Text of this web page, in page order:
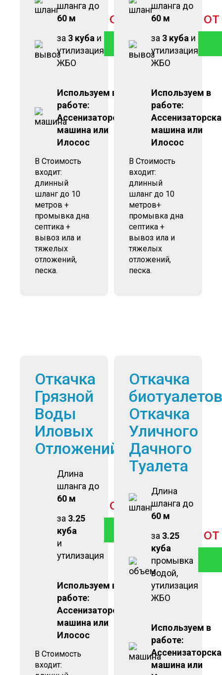
шланга до
60 м
за 3 куба и
утилизация
ЖБО
от 2 900руб
ЗАКАЗАТЬ
Используем в
работе:
Ассенизаторская
машина или
Илосос
В Стоимость
входит:
длинный
шланг до 10
метров +
промывка дна
септика +
вывоз ила и
тяжелых
отложений,
песка.
шланга до
60 м
за 3 куба и
утилизация
ЖБО
Используем в
работе:
машина или
Илосос
В Стоимость
входит:
длинный
шланг до 10
метров+
промывка дна
септика +
вывоз ила и
тяжелых
отложений,
песка.
Откачка
Грязной
Воды
Иловых
Отложений
Длина
шланга до
60 м
за 3.25
куба
и
утилизация
от 2 500руб
ЗАКАЗАТЬ
Используем в
работе:
Ассенизаторская
машина или
Илосос
В Стоимость
входит:
Откачка
биотуалетов
Откачка
Уличного
Дачного
Туалета
Длина
шланга до
60 м
за 3.25
куба
промывка
водой,
утилизация
ЖБО
Используем в
работе:
машина или